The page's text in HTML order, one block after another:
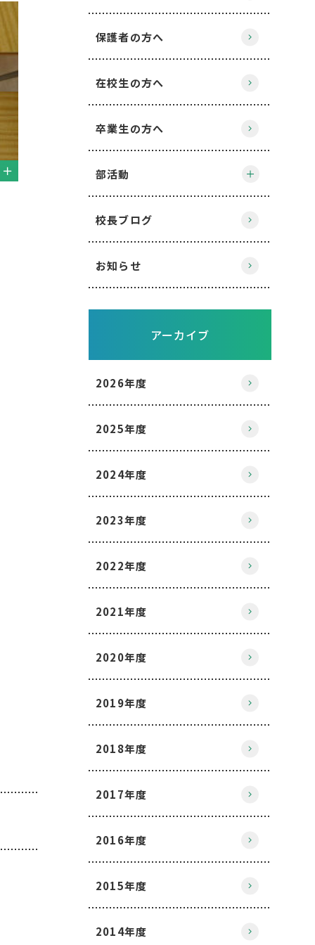
保護者の方へ
在校生の方へ
卒業生の方へ
部活動
校長ブログ
お知らせ
アーカイブ
2026年度
2025年度
2024年度
2023年度
2022年度
2021年度
2020年度
2019年度
2018年度
2017年度
2016年度
2015年度
2014年度